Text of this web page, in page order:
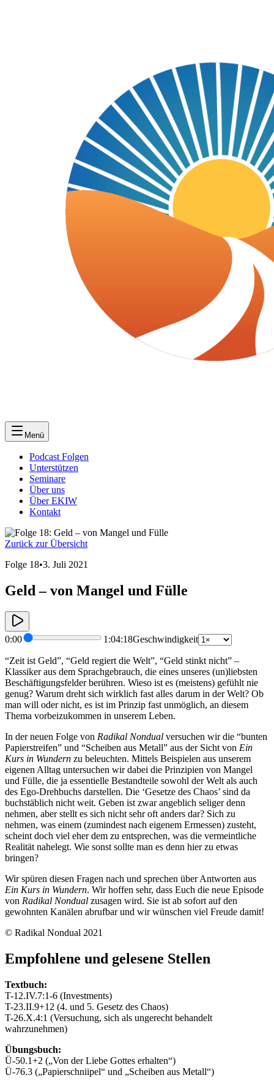
Menü
Podcast Folgen
Unterstützen
Seminare
Über uns
Über EKIW
Kontakt
Zurück zur Übersicht
Folge 18•3. Juli 2021
Geld – von Mangel und Fülle
0:00 1:04:18Geschwindigkeit
“Zeit ist Geld”, “Geld regiert die Welt”, “Geld stinkt nicht” –
Klassiker aus dem Sprachgebrauch, die eines unseres (un)liebsten
Beschäftigungsfelder berühren. Wieso ist es (meistens) gefühlt nie
genug? Warum dreht sich wirklich fast alles darum in der Welt? Ob
man will oder nicht, es ist im Prinzip fast unmöglich, an diesem
Thema vorbeizukommen in unserem Leben.
In der neuen Folge von Radikal Nondual versuchen wir die “bunten
Papierstreifen” und “Scheiben aus Metall” aus der Sicht von Ein
Kurs in Wundern zu beleuchten. Mittels Beispielen aus unserem
eigenen Alltag untersuchen wir dabei die Prinzipien von Mangel
und Fülle, die ja essentielle Bestandteile sowohl der Welt als auch
des Ego-Drehbuchs darstellen. Die ‘Gesetze des Chaos’ sind da
buchstäblich nicht weit. Geben ist zwar angeblich seliger denn
nehmen, aber stellt es sich nicht sehr oft anders dar? Sich zu
nehmen, was einem (zumindest nach eigenem Ermessen) zusteht,
scheint doch viel eher dem zu entsprechen, was die vermeintliche
Realität nahelegt. Wie sonst sollte man es denn hier zu etwas
bringen?
Wir spüren diesen Fragen nach und sprechen über Antworten aus
Ein Kurs in Wundern. Wir hoffen sehr, dass Euch die neue Episode
von Radikal Nondual zusagen wird. Sie ist ab sofort auf den
gewohnten Kanälen abrufbar und wir wünschen viel Freude damit!
© Radikal Nondual 2021
Empfohlene und gelesene Stellen
Textbuch:
T-12.IV.7:1-6 (Investments)
T-23.II.9+12 (4. und 5. Gesetz des Chaos)
T-26.X.4:1 (Versuchung, sich als ungerecht behandelt
wahrzunehmen)
Übungsbuch:
Ü-50.1+2 („Von der Liebe Gottes erhalten“)
Ü-76.3 („Papierschniipel“ und „Scheiben aus Metall“)